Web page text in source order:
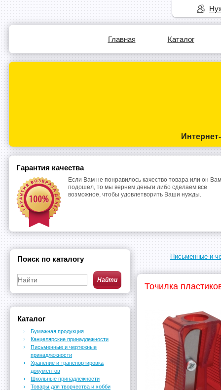
Главная Каталог
Гарантия качества
Если Вам не понравилось качество товара или он
подошел, то мы вернем деньги либо сделаем все
возможное, чтобы удовлетворить Ваши нужды.
Письменные и
Точилка
Поиск по каталогу
Каталог
Бумажная продукция
Канцелярские принадлежности
Письменные и чертежные
принадлежности
Хранение и транспортировка
документов
Школьные принадлежности
Товары для творчества и хобби